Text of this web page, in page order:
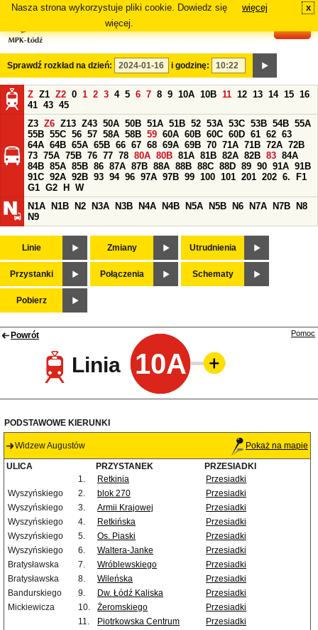
Nasza strona wykorzystuje pliki cookie. Dowiedz się
więcej.
więcej x
Sprawdź rozkład na dzień: i godzinę:
Z Z1 Z2 0 1 2 3 4 5 6 7 8 9 10A 10B 11 12 13 14 15 16
41 43 45
Z3 Z6 Z13 Z43 50A 50B 51A 51B 52 53A 53C 53B 54B 55A
55B 55C 56 57 58A 58B 59 60A 60B 60C 60D 61 62 63
64A 64B 65A 65B 66 67 68 69A 69B 70 71A 71B 72A 72B
73 75A 75B 76 77 78 80A 80B 81A 81B 82A 82B 83 84A
84B 85A 85B 86 87A 87B 88A 88B 88C 88D 89 90 91A 91B
91C 92A 92B 93 94 96 97A 97B 99 100 101 201 202 6.
F1
G1 G2 H
W
N1A
N1B N2 N3A N3B N4A N4B N5A N5B N6 N7A N7B
N8
N9
Linie Zmiany Utrudnienia
Przystanki Połączenia Schematy
Pobierz
Powrót
Linia 10A
Pomoc
PODSTAWOWE KIERUNKI
Widzew Augustów Pokaż na mapie
ULICA PRZYSTANEK
PRZESIADKI
1.
Retkinia
Przesiadki
Wyszyńskiego
2. blok 270
Przesiadki
Wyszyńskiego
3. Armii Krajowej
Przesiadki
Wyszyńskiego
4. Retkińska
Przesiadki
Wyszyńskiego
5. Os. Piaski
Przesiadki
Wyszyńskiego
6. Waltera-Janke
Przesiadki
Bratysławska
7. Wróblewskiego
Przesiadki
Bratysławska
8. Wileńska
Przesiadki
Bandurskiego
9. Dw. Łódź Kaliska
Przesiadki
Mickiewicza
10. Żeromskiego
Przesiadki
11.
Piotrkowska Centrum
Przesiadki